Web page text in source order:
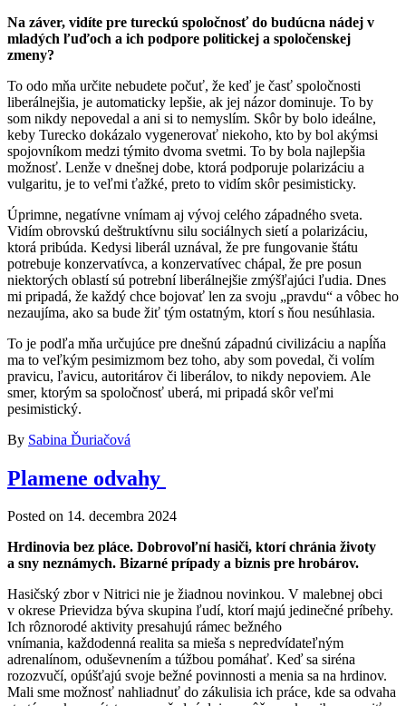
Na záver, vidíte pre tureckú spoločnosť do budúcna nádej v
mladých ľuďoch a ich podpore politickej a spoločenskej
zmeny?
To odo mňa určite nebudete počuť, že keď je časť spoločnosti
liberálnejšia, je automaticky lepšie, ak jej názor dominuje. To by
som nikdy nepovedal a ani si to nemyslím. Skôr by bolo ideálne,
keby Turecko dokázalo vygenerovať niekoho, kto by bol akýmsi
spojovníkom medzi týmito dvoma svetmi. To by bola najlepšia
možnosť. Lenže v dnešnej dobe, ktorá podporuje polarizáciu a
vulgaritu, je to veľmi ťažké, preto to vidím skôr pesimisticky.
Úprimne, negatívne vnímam aj vývoj celého západného sveta.
Vidím obrovskú deštruktívnu silu sociálnych sietí a polarizáciu,
ktorá pribúda. Kedysi liberál uznával, že pre fungovanie štátu
potrebuje konzervatívca, a konzervatívec chápal, že pre posun
niektorých oblastí sú potrební liberálnejšie zmýšľajúci ľudia. Dnes
mi pripadá, že každý chce bojovať len za svoju „pravdu“ a vôbec ho
nezaujíma, ako sa bude žiť tým ostatným, ktorí s ňou nesúhlasia.
To je podľa mňa určujúce pre dnešnú západnú civilizáciu a napĺňa
ma to veľkým pesimizmom bez toho, aby som povedal, či volím
pravicu, ľavicu, autoritárov či liberálov, to nikdy nepoviem. Ale
smer, ktorým sa spoločnosť uberá, mi pripadá skôr veľmi
pesimistický.
By Sabina Ďuriačová
Plamene odvahy
Posted on 14. decembra 2024
Hrdinovia bez pláce. Dobrovoľní hasiči, ktorí chránia životy
a sny neznámych. Bizarné prípady a biznis pre hrobárov.
Hasičský zbor v Nitrici nie je žiadnou novinkou. V malebnej obci
v okrese Prievidza býva skupina ľudí, ktorí majú jedinečné príbehy.
Ich rôznorodé aktivity presahujú rámec bežného
vnímania, každodenná realita sa mieša s nepredvídateľným
adrenalínom, oduševnením a túžbou pomáhať. Keď sa siréna
rozozvučí, opúšťajú svoje bežné povinnosti a menia sa na hrdinov.
Mali sme možnosť nahliadnuť do zákulisia ich práce, kde sa odvaha